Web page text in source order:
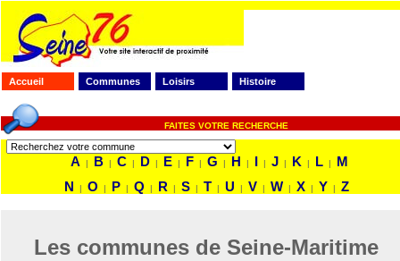
Accueil Communes Loisirs Histoire
FAITES VOTRE RECHERCHE
A | B | C | D | E | F | G | H | I | J | K | L |
M
N
| O | P | Q | R | S | T | U | V | W | X | Y | Z
Les communes de Seine-Maritime